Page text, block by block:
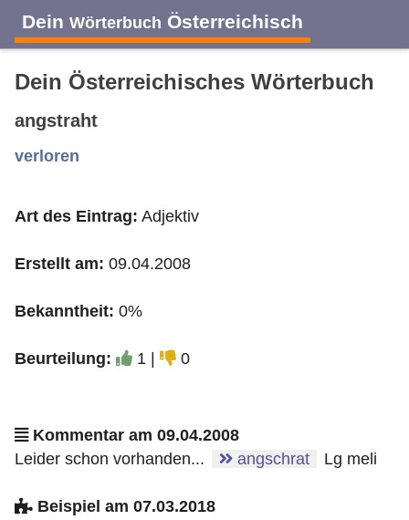
Dein Wörterbuch Österreichisch
A B
J K L M N
Dein Österreichisches Wörterbuch
angstraht
verloren
Art des Eintrag: Adjektiv
Erstellt am: 09.04.2008
Bekanntheit: 0%
Beurteilung: 1 | 0
Kommentar am 09.04.2008
Leider schon vorhanden...
angschrat Lg meli
Beispiel am 07.03.2018